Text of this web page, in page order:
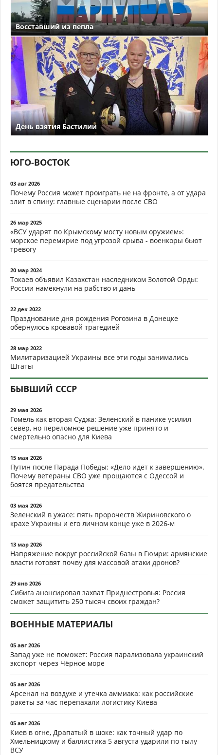
Восставший из пепла
День взятия Бастилии
ЮГО-ВОСТОК
03 авг 2026
Почему Россия может проиграть не на фронте, а от удара
элит в спину: главные сценарии после СВО
26 мар 2025
«ВСУ ударят по Крымскому мосту новым оружием»:
морское перемирие под угрозой срыва - военкоры бьют
тревогу
20 мар 2024
Токаев объявил Казахстан наследником Золотой Орды:
России намекнули на рабство и дань
22 дек 2022
Празднование дня рождения Рогозина в Донецке
обернулось кровавой трагедией
28 мар 2022
Милитаризацией Украины все эти годы занимались
Штаты
БЫВШИЙ СССР
29 мая 2026
Гомель как вторая Суджа: Зеленский в панике усилил
север, но переломное решение уже принято и
смертельно опасно для Киева
15 мая 2026
Путин после Парада Победы: «Дело идёт к завершению».
Почему ветераны СВО уже прощаются с Одессой и
боятся предательства
03 мая 2026
Зеленский в ужасе: пять пророчеств Жириновского о
крахе Украины и его личном конце уже в 2026-м
13 мар 2026
Напряжение вокруг российской базы в Гюмри: армянские
власти готовят почву для массовой атаки дронов?
29 янв 2026
Сибига анонсировал захват Приднестровья: Россия
сможет защитить 250 тысяч своих граждан?
ВОЕННЫЕ МАТЕРИАЛЫ
05 авг 2026
Запад уже не поможет: Россия парализовала украинский
экспорт через Чёрное море
05 авг 2026
Арсенал на воздухе и утечка аммиака: как российские
ракеты за час перепахали логистику Киева
05 авг 2026
Киев в огне, Драпатый в шоке: как точный удар по
Хмельницкому и баллистика 5 августа ударили по тылу
ВСУ